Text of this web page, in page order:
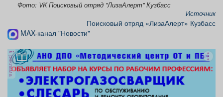
Фото: VK Поисковый отряд "ЛизаАлерт" Кузбасс
Источник
Поисковый отряд «ЛизаАлерт» Кузбасс
MAX-канал "Новости"
реклама